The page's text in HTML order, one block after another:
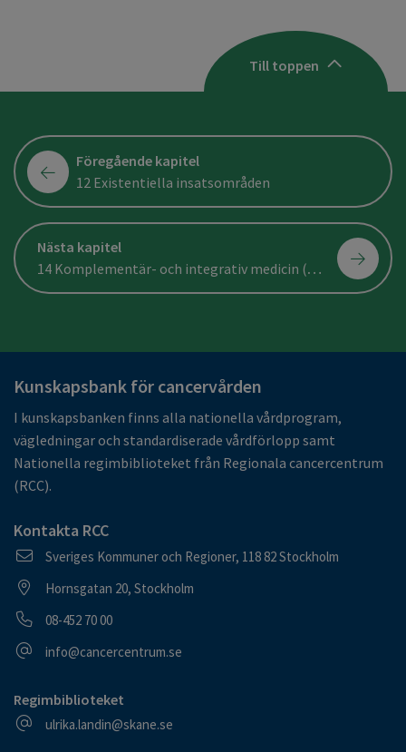
Till toppen
Föregående kapitel
12 Existentiella insatsområden
Nästa kapitel
14 Komplementär- och integrativ medicin (KIM)
Kunskapsbank för cancervården
I kunskapsbanken finns alla nationella vårdprogram,
vägledningar och standardiserade vårdförlopp samt
Nationella regimbiblioteket från Regionala cancercentrum
(RCC).
Kontakta RCC
Postadress
Sveriges Kommuner och Regioner, 118 82 Stockholm
Besöksadress
Hornsgatan 20, Stockholm
Telefonnummer
08-452 70 00
E-postadress
info@cancercentrum.se
Regimbiblioteket
E-postadress
ulrika.landin@skane.se